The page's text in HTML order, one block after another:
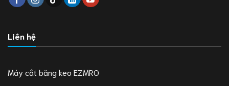
Liên hệ
Máy cắt băng keo EZMRO